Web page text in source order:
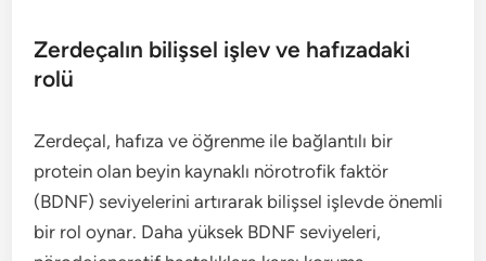
Zerdeçalın bilişsel işlev ve hafızadaki
rolü
Zerdeçal, hafıza ve öğrenme ile bağlantılı bir
protein olan beyin kaynaklı nörotrofik faktör
(BDNF) seviyelerini artırarak bilişsel işlevde önemli
bir rol oynar. Daha yüksek BDNF seviyeleri,